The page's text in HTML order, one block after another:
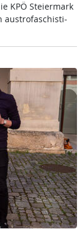
KPÖ Stei­er­mark
au­s­tro­fa­schis­ti­